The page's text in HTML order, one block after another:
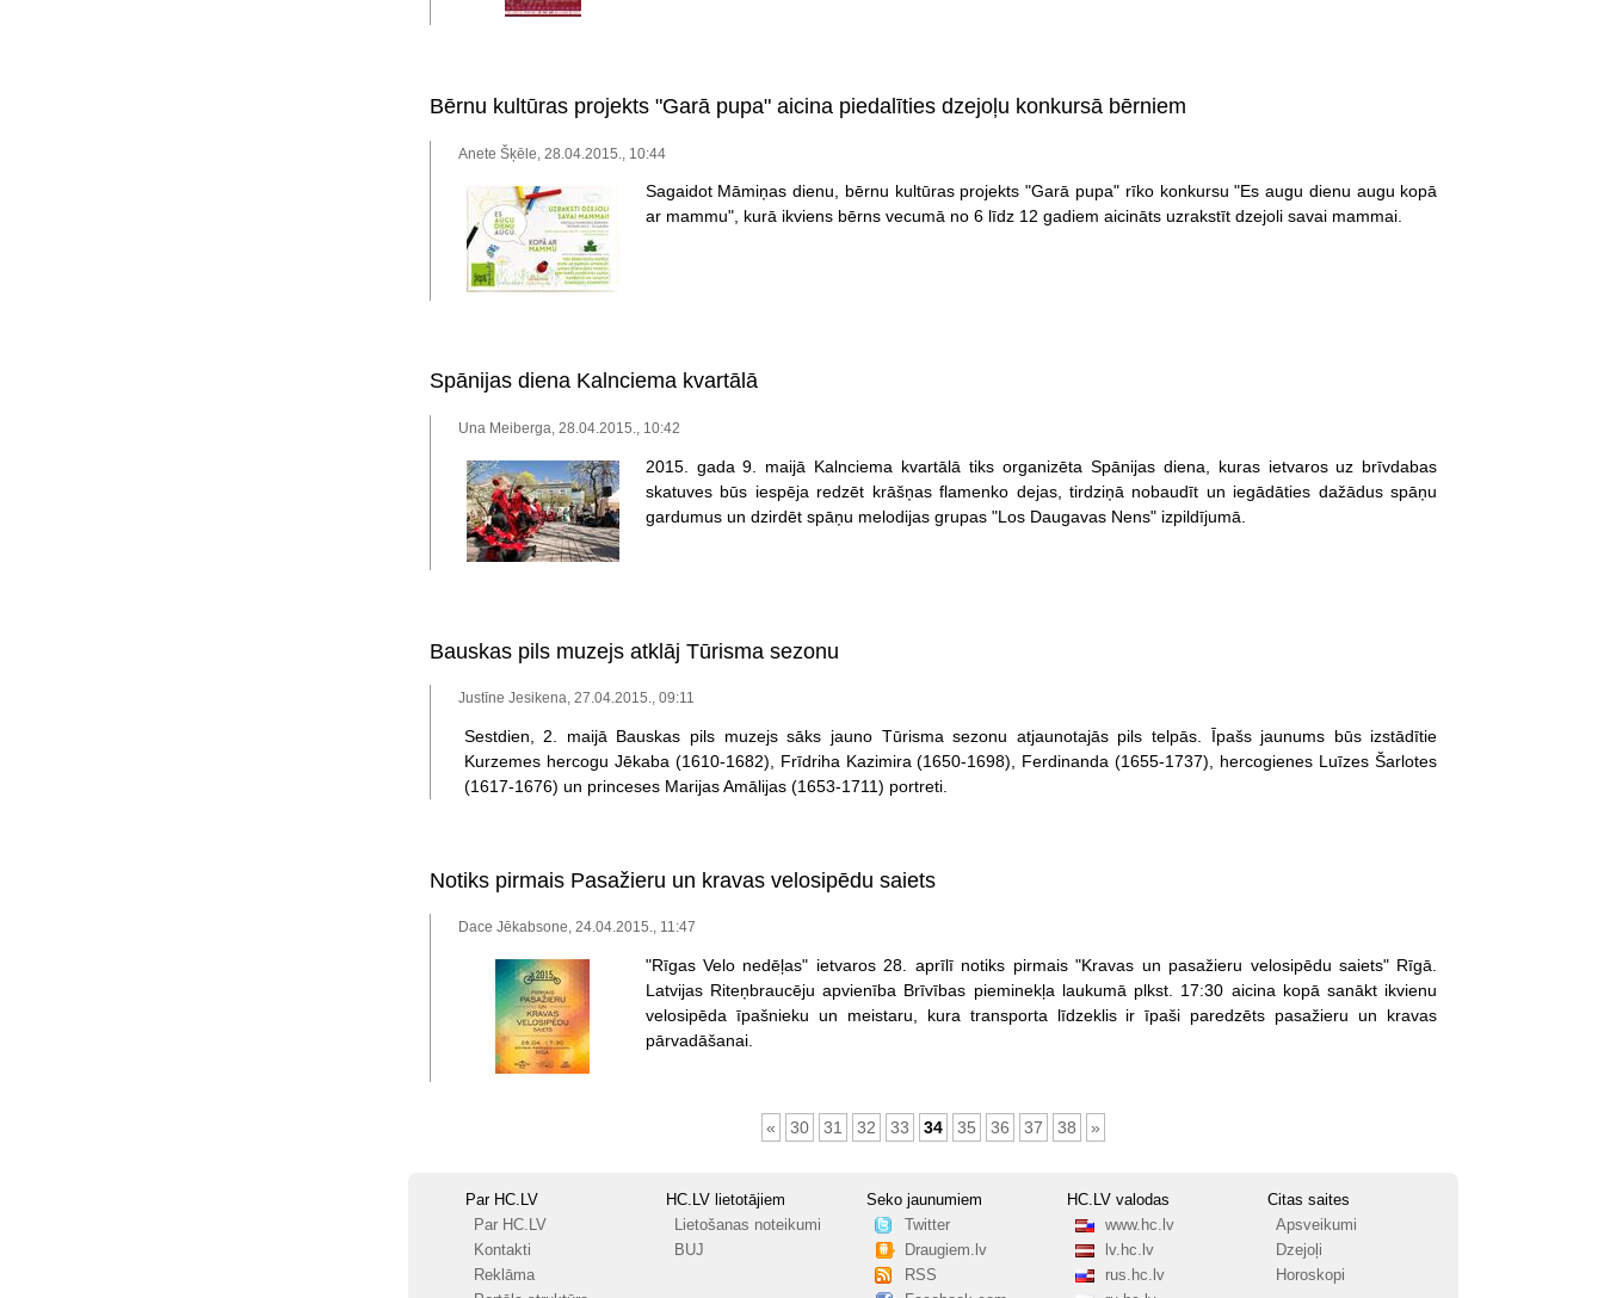
Bērnu kultūras projekts "Garā pupa" aicina piedalīties dzejoļu konkursā bērniem
Anete Šķēle, 28.04.2015., 10:44
Sagaidot Māmiņas dienu, bērnu kultūras projekts "Garā pupa" rīko konkursu "Es augu dienu augu kopā
ar mammu", kurā ikviens bērns vecumā no 6 līdz 12 gadiem aicināts uzrakstīt dzejoli savai mammai.
Spānijas diena Kalnciema kvartālā
Una Meiberga, 28.04.2015., 10:42
2015. gada 9. maijā Kalnciema kvartālā tiks organizēta Spānijas diena, kuras ietvaros uz brīvdabas
skatuves būs iespēja redzēt krāšņas flamenko dejas, tirdziņā nobaudīt un iegādāties dažādus spāņu
gardumus un dzirdēt spāņu melodijas grupas "Los Daugavas Nens" izpildījumā.
Bauskas pils muzejs atklāj Tūrisma sezonu
Justīne Jesikena, 27.04.2015., 09:11
Sestdien, 2. maijā Bauskas pils muzejs sāks jauno Tūrisma sezonu atjaunotajās pils telpās. Īpašs jaunums būs izstādītie
Kurzemes hercogu Jēkaba (1610-1682), Frīdriha Kazimira (1650-1698), Ferdinanda (1655-1737), hercogienes Luīzes Šarlotes
(1617-1676) un princeses Marijas Amālijas (1653-1711) portreti.
Notiks pirmais Pasažieru un kravas velosipēdu saiets
Dace Jēkabsone, 24.04.2015., 11:47
"Rīgas Velo nedēļas" ietvaros 28. aprīlī notiks pirmais "Kravas un pasažieru velosipēdu saiets" Rīgā.
Latvijas Riteņbraucēju apvienība Brīvības pieminekļa laukumā plkst. 17:30 aicina kopā sanākt ikvienu
velosipēda īpašnieku un meistaru, kura transporta līdzeklis ir īpaši paredzēts pasažieru un kravas
pārvadāšanai.
« 30 31 32 33 34 35 36 37 38 »
Par HC.LV
Par HC.LV
Kontakti
Reklāma
HC.LV lietotājiem
Lietošanas noteikumi
BUJ
Seko jaunumiem
Twitter
Draugiem.lv
RSS
HC.LV valodas
www.hc.lv
lv.hc.lv
rus.hc.lv
Citas saites
Apsveikumi
Dzejoļi
Horoskopi